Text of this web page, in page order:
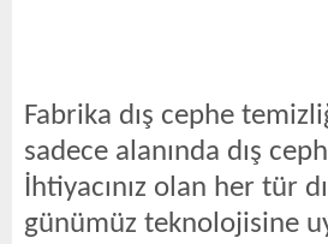
ESKİŞEHİR
Fabrika dış cephe
sadece alanında dış
İhtiyacınız olan her tür
günümüz teknolojisine